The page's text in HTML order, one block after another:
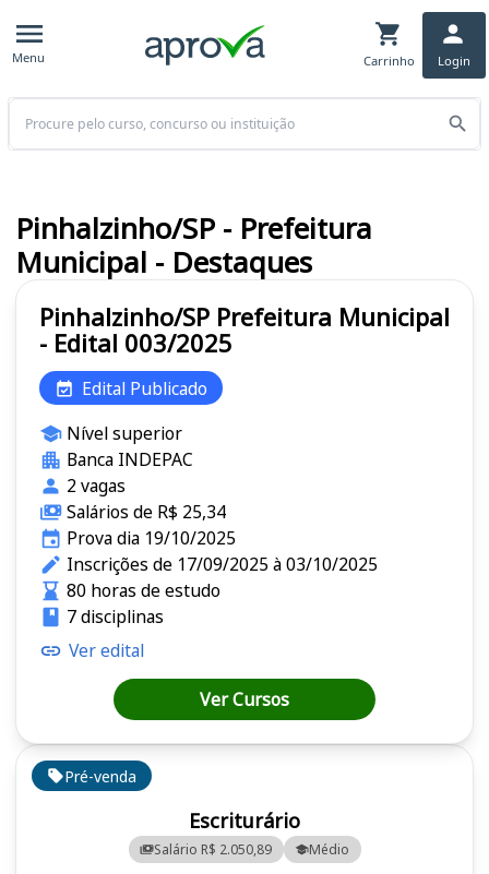
Menu Carrinho Login
Buscar
Pré-venda
Escriturário
Salário R$ 2.050,89 Médio
Pinhalzinho/SP Prefeitura Municipal
- Edital 003/2025
Edital Publicado
Nível superior
Banca INDEPAC
2 vagas
Salários de R$ 25,34
Prova dia 19/10/2025
Inscrições de 17/09/2025 à 03/10/2025
80 horas de estudo
7 disciplinas
Ver edital
Ver Cursos
Pinhalzinho/SP - Prefeitura
Municipal - Destaques